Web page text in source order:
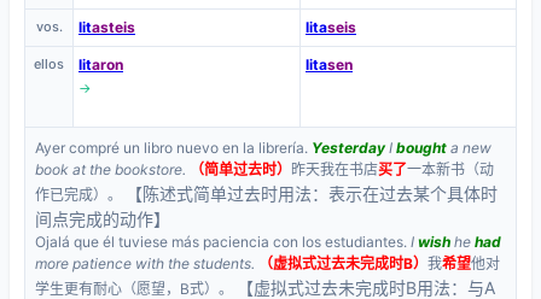
vos. litasteis litaseis
ellos litaron
→
litasen
Ayer compré un libro nuevo en la librería. YesterdayI bought a new
book at the bookstore.
（简单过去时） 昨天我在书店买了一本新书（动
作已完成）。
【陈述式简单过去时用法：表示在过去某个具体时
间点完成的动作】
Ojalá que él tuviese más paciencia con los estudiantes. I wish he had
more patience with the students.
（虚拟式过去未完成时B） 我希望他对
学生更有耐心（愿望，B式）。
【虚拟式过去未完成时B用法：与A